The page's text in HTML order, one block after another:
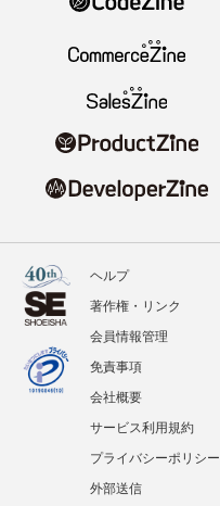
ヘルプ
著作権・リンク
会員情報管理
免責事項
会社概要
サービス利用規約
プライバシーポリシー
外部送信